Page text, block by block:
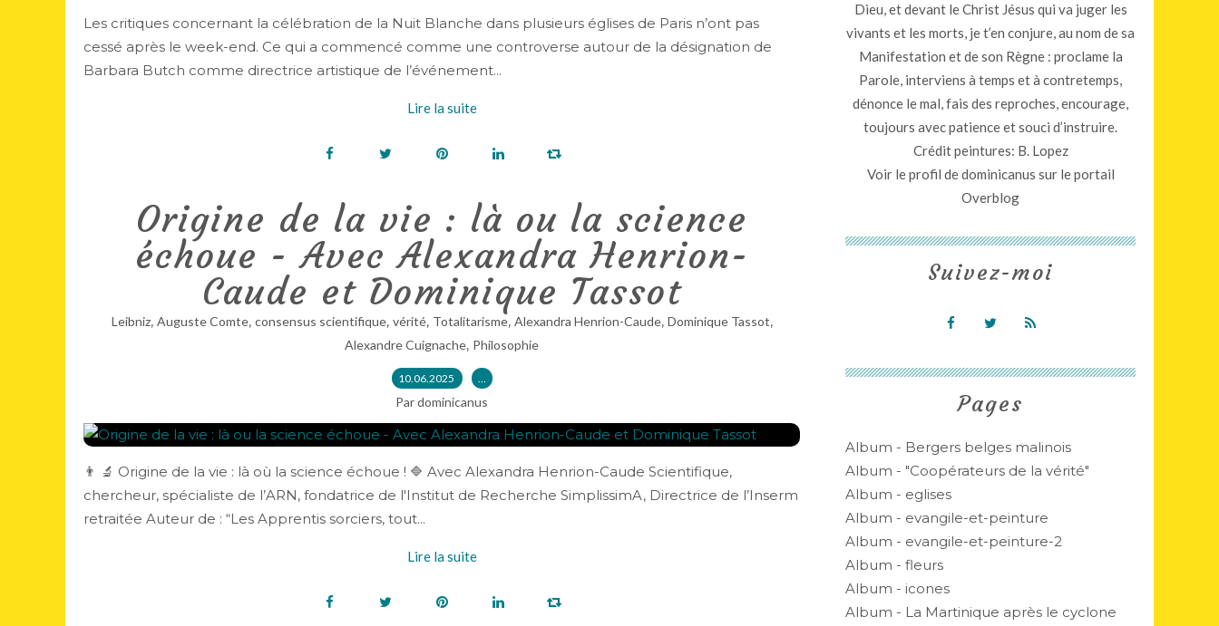
Les critiques concernant la célébration de la Nuit Blanche dans plusieurs églises de Paris n’ont pas
cessé après le week-end. Ce qui a commencé comme une controverse autour de la désignation de
Barbara Butch comme directrice artistique de l’événement...
Lire la suite
Origine de la vie : là ou la science
échoue - Avec Alexandra Henrion-
Caude et Dominique Tassot
Leibniz, Auguste Comte, consensus scientifique, vérité, Totalitarisme, Alexandra Henrion-Caude, Dominique Tassot,
Alexandre Cuignache, Philosophie
10.06.2025 …
Par dominicanus
👨 🔬 Origine de la vie : là où la science échoue ! 🔷 Avec Alexandra Henrion-Caude Scientifique,
chercheur, spécialiste de l’ARN, fondatrice de l'Institut de Recherche SimplissimA, Directrice de l’Inserm
retraitée Auteur de : “Les Apprentis sorciers, tout...
Lire la suite
Pages
Album - Bergers belges malinois
Album - "Coopérateurs de la vérité"
Album - eglises
Album - evangile-et-peinture
Album - evangile-et-peinture-2
Album - fleurs
Album - icones
Album - La Martinique après le cyclone
Dieu, et devant le Christ Jésus qui va juger les
vivants et les morts, je t’en conjure, au nom de sa
Manifestation et de son Règne : proclame la
Parole, interviens à temps et à contretemps,
dénonce le mal, fais des reproches, encourage,
toujours avec patience et souci d’instruire.
Crédit peintures: B. Lopez
Voir le profil dedominicanus sur le portail
Overblog
Suivez-moi